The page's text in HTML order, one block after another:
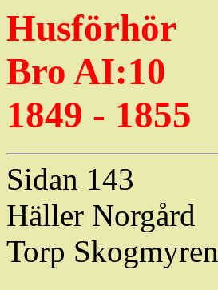
Husförhör
Bro AI:10
1849 - 1855
Sidan 143
Häller Norgård
Torp Skogmyren